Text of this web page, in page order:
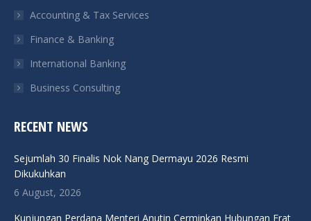
Accounting & Tax Services
Finance & Banking
International Banking
Business Consulting
RECENT NEWS
Sejumlah 30 Finalis Nok Nang Dermayu 2026 Resmi
Dikukuhkan
6 August, 2026
Kunjungan Perdana Menteri Anutin Cerminkan Hubungan Erat